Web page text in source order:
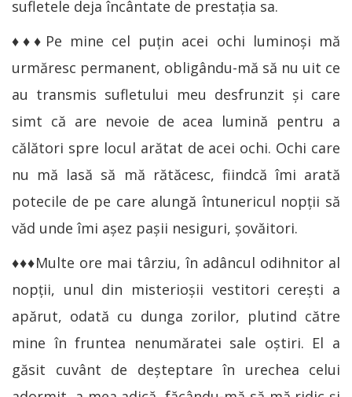
sufletele deja încântate de prestația sa.
♦♦♦Pe mine cel puțin acei ochi luminoși mă
urmăresc permanent, obligându-mă să nu uit ce
au transmis sufletului meu desfrunzit și care
simt că are nevoie de acea lumină pentru a
călători spre locul arătat de acei ochi. Ochi care
nu mă lasă să mă rătăcesc, fiindcă îmi arată
potecile de pe care alungă întunericul nopții să
văd unde îmi așez pașii nesiguri, șovăitori.
♦♦♦Multe ore mai târziu, în adâncul odihnitor al
nopții, unul din misterioșii vestitori cerești a
apărut, odată cu dunga zorilor, plutind către
mine în fruntea nenumăratei sale oștiri. El a
găsit cuvânt de deșteptare în urechea celui